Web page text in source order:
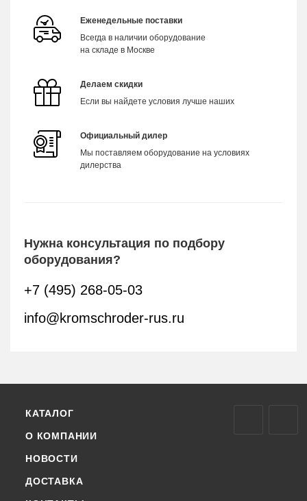
Еженедельные поставки
Всегда в наличии оборудование
на складе в Москве
Делаем скидки
Если вы найдете условия лучше наших
Официальный дилер
Мы поставляем оборудование на условиях
дилерства
Нужна консультация по подбору
оборудования?
+7 (495) 268-05-03
info@kromschroder-rus.ru
КАТАЛОГ
О КОМПАНИИ
НОВОСТИ
ДОСТАВКА